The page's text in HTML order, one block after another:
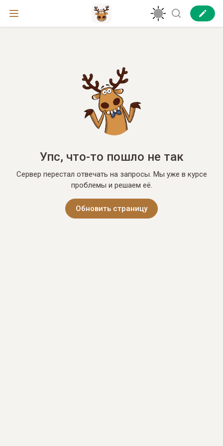
Упс, что-то пошло не так
Сервер перестал отвечать на запросы. Мы уже в курсе
проблемы и решаем её.
Обновить страницу